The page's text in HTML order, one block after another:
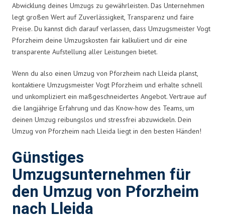
Abwicklung deines Umzugs zu gewährleisten. Das Unternehmen
legt großen Wert auf Zuverlässigkeit, Transparenz und faire
Preise. Du kannst dich darauf verlassen, dass Umzugsmeister Vogt
Pforzheim deine Umzugskosten fair kalkuliert und dir eine
transparente Aufstellung aller Leistungen bietet.
Wenn du also einen Umzug von Pforzheim nach Lleida planst,
kontaktiere Umzugsmeister Vogt Pforzheim und erhalte schnell
und unkompliziert ein maßgeschneidertes Angebot. Vertraue auf
die langjährige Erfahrung und das Know-how des Teams, um
deinen Umzug reibungslos und stressfrei abzuwickeln. Dein
Umzug von Pforzheim nach Lleida liegt in den besten Händen!
Günstiges
Umzugsunternehmen für
den Umzug von Pforzheim
nach Lleida